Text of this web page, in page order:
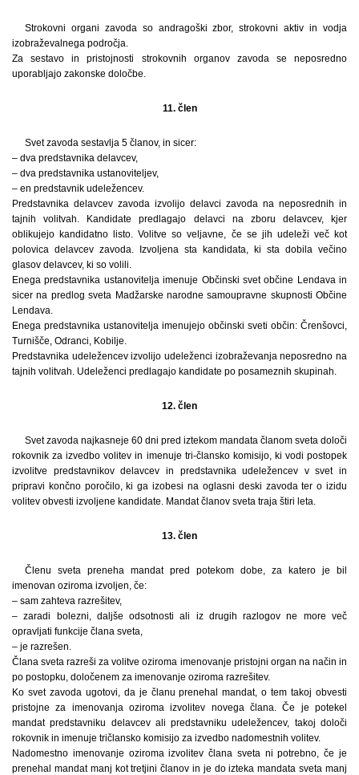
Strokovni organi zavoda so andragoški zbor, strokovni aktiv in vodja
izobraževalnega področja.
Za sestavo in pristojnosti strokovnih organov zavoda se neposredno
uporabljajo zakonske določbe.
11. člen
Svet zavoda sestavlja 5 članov, in sicer:
– dva predstavnika delavcev,
– dva predstavnika ustanoviteljev,
– en predstavnik udeležencev.
Predstavnika delavcev zavoda izvolijo delavci zavoda na neposrednih in
tajnih volitvah. Kandidate predlagajo delavci na zboru delavcev, kjer
oblikujejo kandidatno listo. Volitve so veljavne, če se jih udeleži več kot
polovica delavcev zavoda. Izvoljena sta kandidata, ki sta dobila večino
glasov delavcev, ki so volili.
Enega predstavnika ustanovitelja imenuje Občinski svet občine Lendava in
sicer na predlog sveta Madžarske narodne samoupravne skupnosti Občine
Lendava.
Enega predstavnika ustanovitelja imenujejo občinski sveti občin: Črenšovci,
Turnišče, Odranci, Kobilje.
Predstavnika udeležencev izvolijo udeleženci izobraževanja neposredno na
tajnih volitvah. Udeleženci predlagajo kandidate po posameznih skupinah.
12. člen
Svet zavoda najkasneje 60 dni pred iztekom mandata članom sveta določi
rokovnik za izvedbo volitev in imenuje tri-člansko komisijo, ki vodi postopek
izvolitve predstavnikov delavcev in predstavnika udeležencev v svet in
pripravi končno poročilo, ki ga izobesi na oglasni deski zavoda ter o izidu
volitev obvesti izvoljene kandidate. Mandat članov sveta traja štiri leta.
13. člen
Členu sveta preneha mandat pred potekom dobe, za katero je bil
imenovan oziroma izvoljen, če:
– sam zahteva razrešitev,
– zaradi bolezni, daljše odsotnosti ali iz drugih razlogov ne more več
opravljati funkcije člana sveta,
– je razrešen.
Člana sveta razreši za volitve oziroma imenovanje pristojni organ na način in
po postopku, določenem za imenovanje oziroma razrešitev.
Ko svet zavoda ugotovi, da je članu prenehal mandat, o tem takoj obvesti
pristojne za imenovanja oziroma izvolitev novega člana. Če je potekel
mandat predstavniku delavcev ali predstavniku udeležencev, takoj določi
rokovnik in imenuje tričlansko komisijo za izvedbo nadomestnih volitev.
Nadomestno imenovanje oziroma izvolitev člana sveta ni potrebno, če je
prenehal mandat manj kot tretjini članov in je do izteka mandata sveta manj